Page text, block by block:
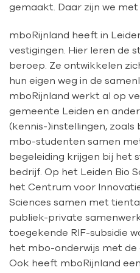
gemaakt. Daar zijn we
mboRijnland heeft in
vestigingen. Hier leren de
beroep. Ze ontwikkelen
hun eigen weg in de
mboRijnland werkt al op
gemeente Leiden en
(kennis-)instellingen, zoals
mbo-studenten samen
begeleiding krijgen bij het
bedrijf. Op het Leiden Bio
het Centrum voor
Sciences samen met
publiek-private
toegekende RIF-subsidie
het mbo-onderwijs met
Ook heeft mboRijnland